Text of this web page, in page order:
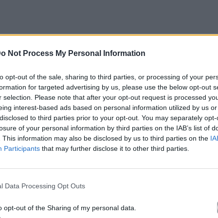
Not Process My Personal Information
opt-out of the sale, sharing to third parties, or processing of your
for targeted advertising by us, please use the below opt-out
selection. Please note that after your opt-out request is processed
interest-based ads based on personal information utilized by us
to third parties prior to your opt-out. You may separately
of your personal information by third parties on the IAB’s list of
This information may also be disclosed by us to third parties on the
Participants that may further disclose it to other third parties.
Data Processing Opt Outs
opt-out of the Sharing of my personal data.
η Ανδριάνα Μπάμπαλη έρχεται στη σκηνή του
μουσική, ξεκινώντας από τα πρώτα βήματά της,